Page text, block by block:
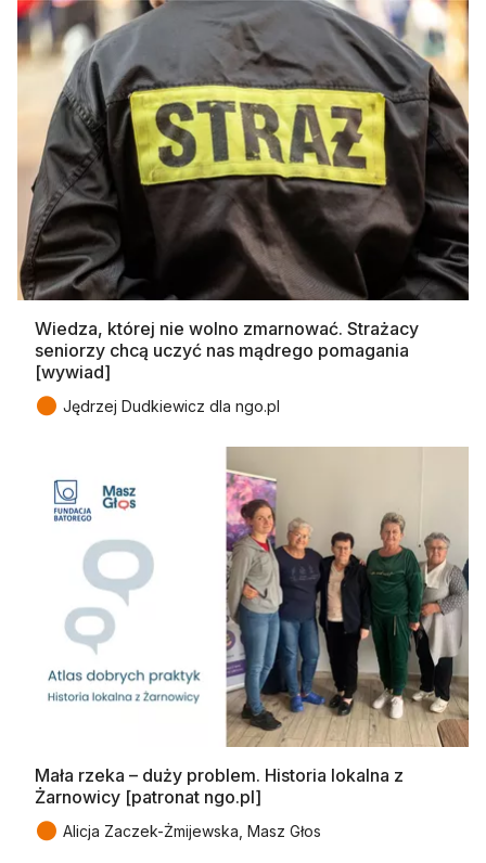
Wiedza, której nie wolno zmarnować. Strażacy
seniorzy chcą uczyć nas mądrego pomagania
[wywiad]
● Jędrzej Dudkiewicz dla ngo.pl
Mała rzeka – duży problem. Historia lokalna z
Żarnowicy [patronat ngo.pl]
● Alicja Zaczek-Żmijewska, Masz Głos